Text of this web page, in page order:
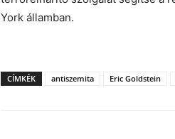
York államban.
CÍMKÉK antiszemita Eric Goldstein